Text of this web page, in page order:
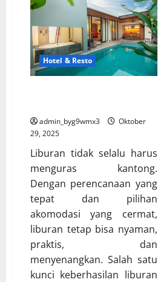
Hotel & Resto
admin_byg9wmx3
Oktober
29, 2025
Liburan tidak selalu harus
menguras kantong.
Dengan perencanaan yang
tepat dan pilihan
akomodasi yang cermat,
liburan tetap bisa nyaman,
praktis, dan
menyenangkan. Salah satu
kunci keberhasilan liburan